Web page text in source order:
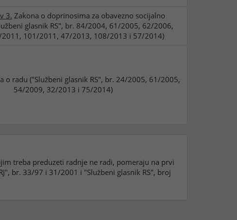
3. Zakona o doprinosima za obavezno socijalno
glasnik RS", br. 84/2004, 61/2005, 62/2006,
101/2011, 47/2013, 108/2013 i 57/2014)
o radu ("Službeni glasnik RS", br. 24/2005, 61/2005,
54/2009, 32/2013 i 75/2014)
treba preduzeti radnje ne radi, pomeraju na prvi
br. 33/97 i 31/2001 i "Službeni glasnik RS", broj